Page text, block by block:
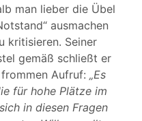
man lieber die Übel
ausmachen
kritisieren. Seiner
gemäß schließt er
Aufruf: „Es
für hohe Plätze im
in diesen Fragen